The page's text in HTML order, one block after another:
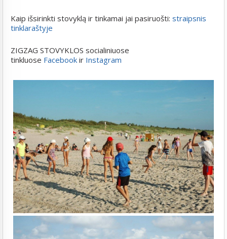
Kaip išsirinkti stovyklą ir tinkamai jai pasiruošti: straipsnis
tinklaraštyje
ZIGZAG STOVYKLOS socialiniuose
tinkluose Facebook ir Instagram